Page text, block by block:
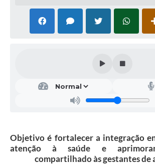
Objetivo é fortalecer a integração
atenção à saúde e
compartilhado às gestantes de